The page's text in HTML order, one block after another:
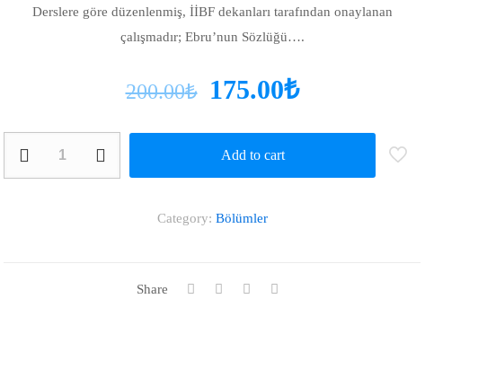
Derslere göre düzenlenmiş, İİBF dekanları tarafından onaylanan
çalışmadır; Ebru’nun Sözlüğü….
200.00₺ 175.00₺
Add to cart
Category: Bölümler
Share